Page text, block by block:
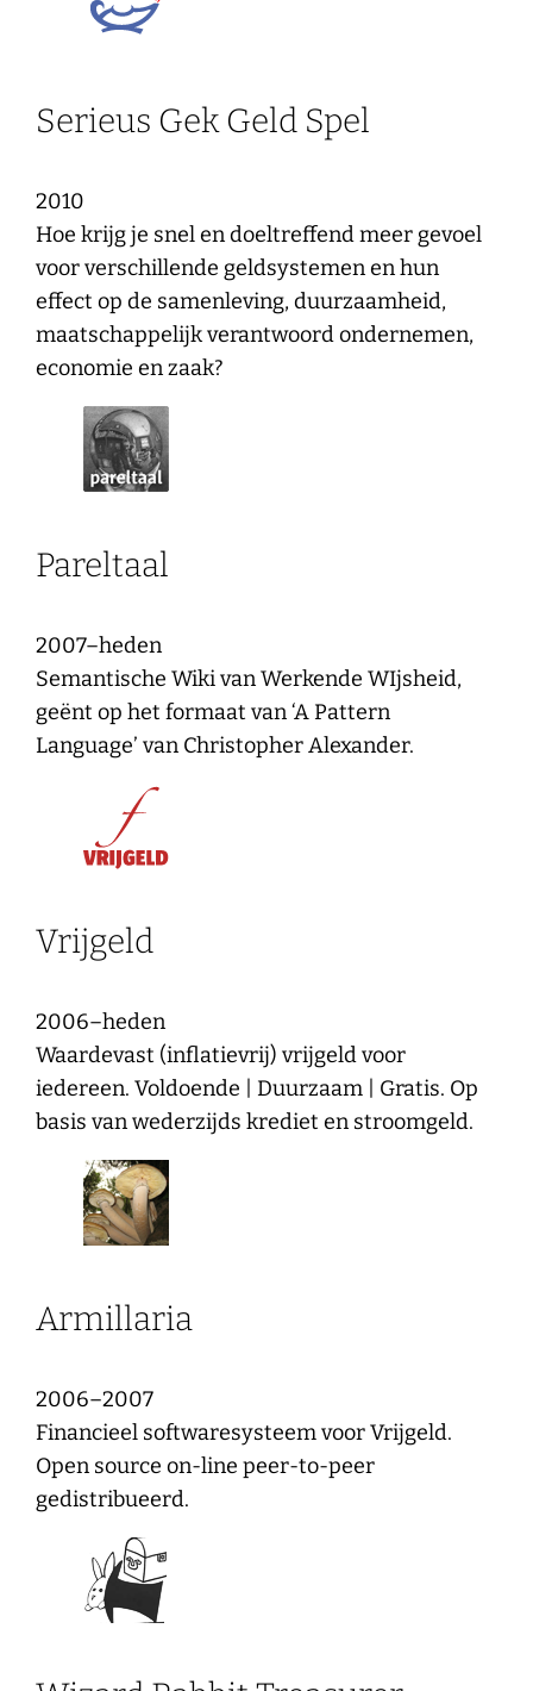
Serieus Gek Geld Spel
2010
Hoe krijg je snel en doeltreffend meer gevoel
voor verschillende geldsystemen en hun
effect op de samenleving, duurzaamheid,
maatschappelijk verantwoord ondernemen,
economie en zaak?
Pareltaal
2007–heden
Semantische Wiki van Werkende WIjsheid,
geënt op het formaat van ‘A Pattern
Language’ van Christopher Alexander.
Vrijgeld
2006–heden
Waardevast (inflatievrij) vrijgeld voor
iedereen. Voldoende | Duurzaam | Gratis. Op
basis van wederzijds krediet en stroomgeld.
Armillaria
2006–2007
Financieel softwaresysteem voor Vrijgeld.
Open source on-line peer-to-peer
gedistribueerd.